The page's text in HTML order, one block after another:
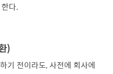
다.
)
기 전이라도, 사전에 회사에